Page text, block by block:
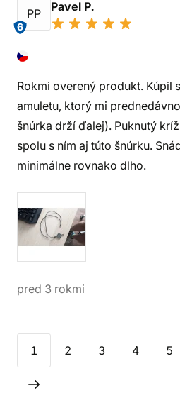
PP
6
Pavel P.
Rokmi overený produkt. Kúpil
amuletu, ktorý mi
šnúrka drží ďalej). Puknutý
spolu s ním aj túto šnúrku.
minimálne rovnako dlho.
pred 3 rokmi
1 2 3 4 5